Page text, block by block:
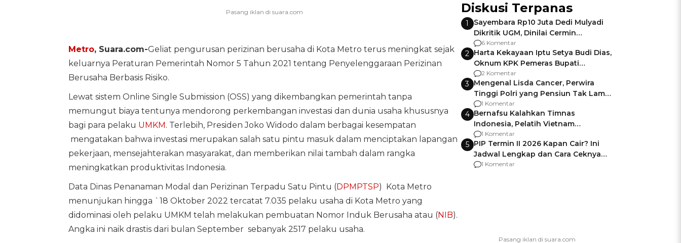
Metro, Suara.com-Geliat pengurusan perizinan berusaha di Kota Metro terus meningkat sejak
keluarnya Peraturan Pemerintah Nomor 5 Tahun 2021 tentang Penyelenggaraan Perizinan
Berusaha Berbasis Risiko.
Lewat sistem Online Single Submission (OSS) yang dikembangkan pemerintah tanpa
memungut biaya tentunya mendorong perkembangan investasi dan dunia usaha khususnya
bagi para pelaku UMKM. Terlebih, Presiden Joko Widodo dalam berbagai kesempatan
mengatakan bahwa investasi merupakan salah satu pintu masuk dalam menciptakan lapangan
pekerjaan, mensejahterakan masyarakat, dan memberikan nilai tambah dalam rangka
meningkatkan produktivitas Indonesia.
Data Dinas Penanaman Modal dan Perizinan Terpadu Satu Pintu (DPMPTSP) Kota Metro
menunjukan hingga `18 Oktober 2022 tercatat 7.035 pelaku usaha di Kota Metro yang
didominasi oleh pelaku UMKM telah melakukan pembuatan Nomor Induk Berusaha atau (NIB).
Angka ini naik drastis dari bulan September sebanyak 2517 pelaku usaha.
Diskusi Terpanas
1
Sayembara Rp10 Juta Dedi Mulyadi
Dikritik UGM, Dinilai Cermin
Gagalnya Negara Jamin Keamanan
6 Komentar
2 Harta Kekayaan Iptu Setya Budi Dias,
Oknum KPK Pemeras Bupati
Pemalang
2 Komentar
3 Mengenal Lisda Cancer, Perwira
Tinggi Polri yang Pensiun Tak Lama
Usai Jadi Brigjen
1 Komentar
4 Bernafsu Kalahkan Timnas
Indonesia, Pelatih Vietnam
Berencana Pakai Jimat di Pakansari
1 Komentar
5 PIP Termin II 2026 Kapan Cair? Ini
Jadwal Lengkap dan Cara Ceknya
agar Dana Tidak Hangus!
1 Komentar